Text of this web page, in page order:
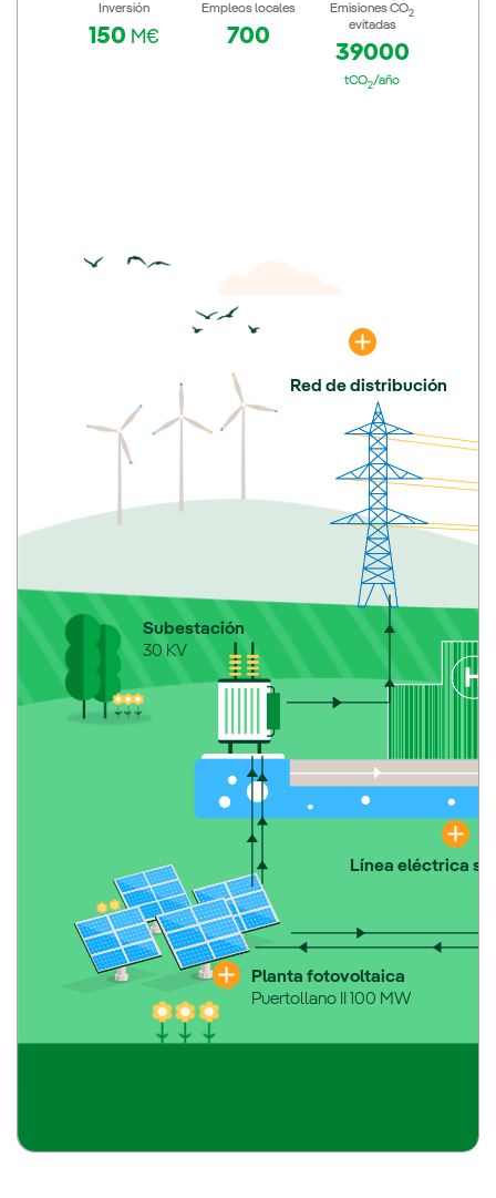
Inversión
150 M€
Empleos locales
700
Emisiones CO2
evitadas
39000
tCO2/año
Red de distribución
Planta fotovoltaica
Puertollano II 100 MW
Línea eléctrica
Subestación
30 KV